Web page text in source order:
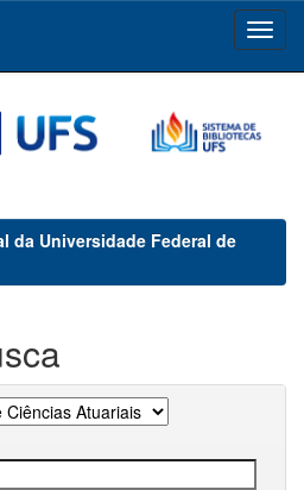
da Universidade Federal de